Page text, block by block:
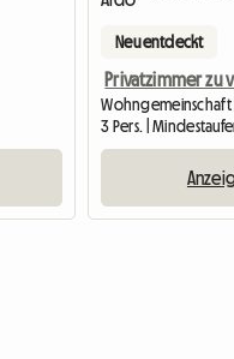
Neu entdeckt
Privatzimmer zu
3 Pers. |